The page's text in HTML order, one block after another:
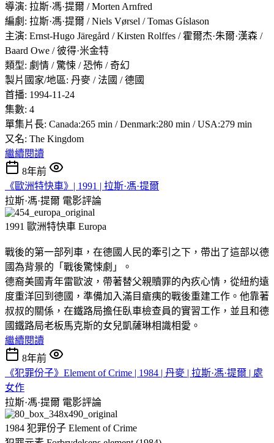
導演: 拉斯·馮·提爾 / Morten Arnfred
編劇: 拉斯·馮·提爾 / Niels Vørsel / Tomas Gíslason
主演: Ernst-Hugo Järegård / Kirsten Rolffes / 霍爾杰·朱爾·漢森 /
Baard Owe / 彼得·米金特
類型: 劇情 / 驚悚 / 恐怖 / 奇幻
製片國家/地區: 丹麥 / 法國 / 德國
首播: 1994-11-24
集數: 4
單集片長: Canada:265 min / Denmark:280 min / USA:279 min
又名: The Kingdom
繼續閱讀
8年前
《歐洲特快車》| 1991 | 拉斯·馮·提爾
拉斯·馮·提爾 電影評論
1991 歐洲特快車 Europa
戰後的第一部列車，在德國人民的牽引之下，帶出了這部以德
國為背景的「戰後驚悚劇」。
德裔美國青年雷歐波，帶著替父親贖罪的內疚心情，從紐約遠
度重洋回到德國，準備加入滿目瘡痍的戰後重建工作。他靠著
叔叔的關係，在鐵路局擔任臥車檢查員的實習工作，並且和德
國鐵路局老板馬克斯的女兒凱薩琳相識相愛。
繼續閱讀
8年前
《犯罪份子》Element of Crime | 1984 | 丹麥 | 拉斯·馮·提爾 | 處
女作
拉斯·馮·提爾 電影評論
1984 犯罪份子 Element of Crime